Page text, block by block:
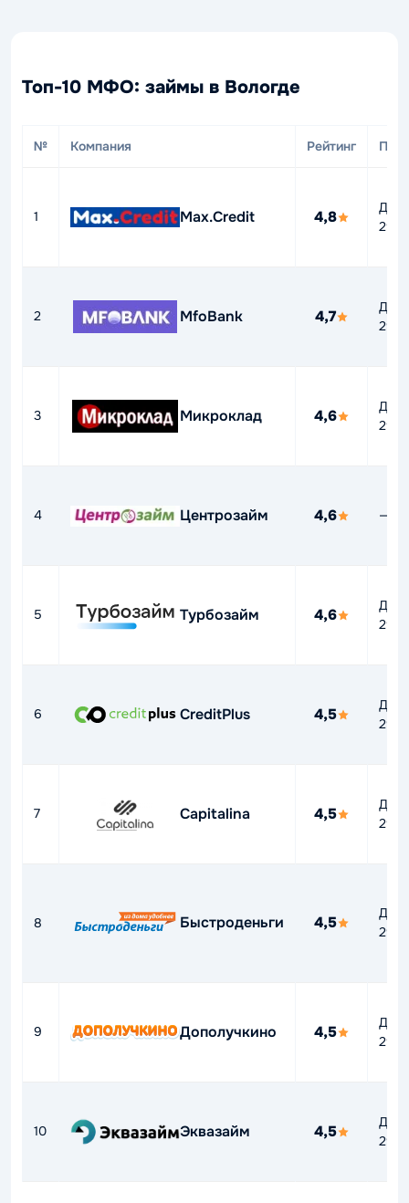
Топ-10 МФО: займы в Вологде
№ Компания Рейтинг ПСК
1 Max.Credit 4,8
До
2 MfoBank 4,7
До
3 Микроклад 4,6
До
4 Центрозайм 4,6 —
5 Турбозайм 4,6
До
6 CreditPlus 4,5
До
7 Capitalina 4,5
До
8 Быстроденьги 4,5
До
9 Дополучкино 4,5
До
10 Эквазайм 4,5
До